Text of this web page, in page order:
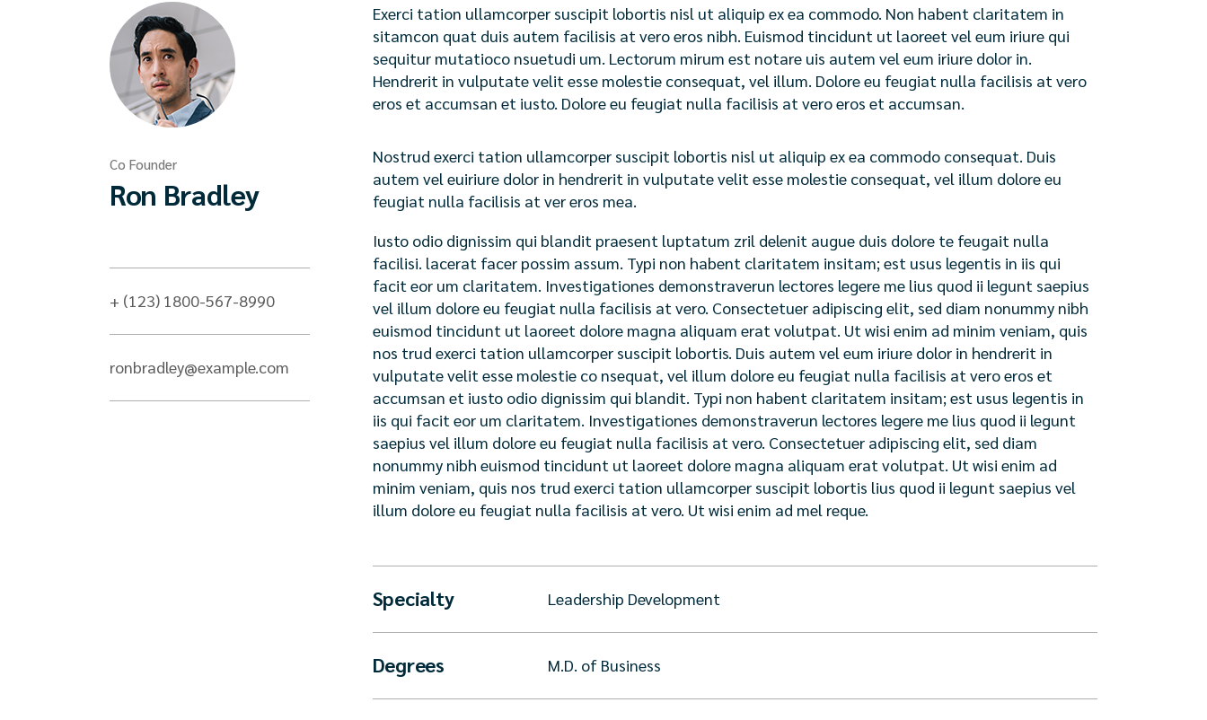
Co Founder
Ron Bradley
+ (123) 1800-567-8990
ronbradley@example.com
Exerci tation ullamcorper suscipit lobortis nisl ut aliquip ex ea commodo. Non habent claritatem in
sitamcon quat duis autem facilisis at vero eros nibh. Euismod tincidunt ut laoreet vel eum iriure qui
sequitur mutatioco nsuetudi um. Lectorum mirum est notare uis autem vel eum iriure dolor in.
Hendrerit in vulputate velit esse molestie consequat, vel illum. Dolore eu feugiat nulla facilisis at vero
eros et accumsan et iusto. Dolore eu feugiat nulla facilisis at vero eros et accumsan.
Nostrud exerci tation ullamcorper suscipit lobortis nisl ut aliquip ex ea commodo consequat. Duis
autem vel euiriure dolor in hendrerit in vulputate velit esse molestie consequat, vel illum dolore eu
feugiat nulla facilisis at ver eros mea.
Iusto odio dignissim qui blandit praesent luptatum zril delenit augue duis dolore te feugait nulla
facilisi. lacerat facer possim assum. Typi non habent claritatem insitam; est usus legentis in iis qui
facit eor um claritatem. Investigationes demonstraverun lectores legere me lius quod ii legunt saepius
vel illum dolore eu feugiat nulla facilisis at vero. Consectetuer adipiscing elit, sed diam nonummy nibh
euismod tincidunt ut laoreet dolore magna aliquam erat volutpat. Ut wisi enim ad minim veniam, quis
nos trud exerci tation ullamcorper suscipit lobortis. Duis autem vel eum iriure dolor in hendrerit in
vulputate velit esse molestie co nsequat, vel illum dolore eu feugiat nulla facilisis at vero eros et
accumsan et iusto odio dignissim qui blandit. Typi non habent claritatem insitam; est usus legentis in
iis qui facit eor um claritatem. Investigationes demonstraverun lectores legere me lius quod ii legunt
saepius vel illum dolore eu feugiat nulla facilisis at vero. Consectetuer adipiscing elit, sed diam
nonummy nibh euismod tincidunt ut laoreet dolore magna aliquam erat volutpat. Ut wisi enim ad
minim veniam, quis nos trud exerci tation ullamcorper suscipit lobortis lius quod ii legunt saepius vel
illum dolore eu feugiat nulla facilisis at vero. Ut wisi enim ad mel reque.
Specialty Leadership Development
Degrees M.D. of Business